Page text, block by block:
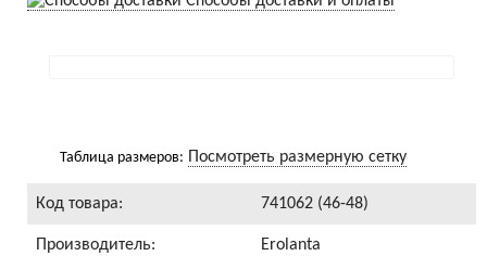
Таблица размеров: Посмотреть размерную сетку
Код товара: 741062 (46-48)
Производитель: Erolanta